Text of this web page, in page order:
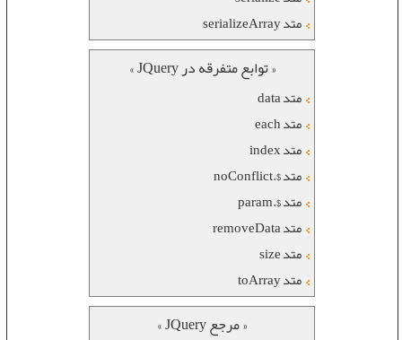
متد serializeArray
« توابع متفرقه در JQuery »
متد data
متد each
متد index
متد $.noConflict
متد $.param
متد removeData
متد size
متد toArray
« مرجع JQuery »